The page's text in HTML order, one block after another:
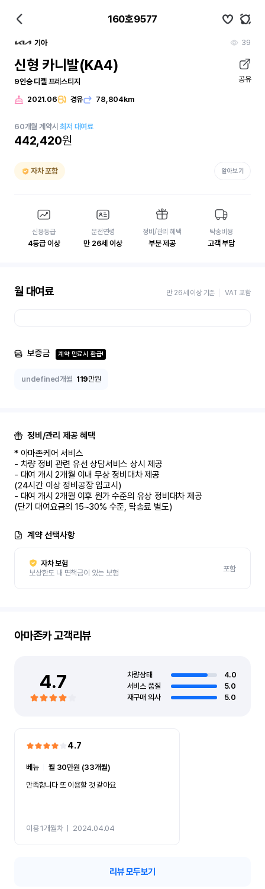
160호9577
기아 39
신형 카니발(KA4)
9인승 디젤 프레스티지 공유
2021.06 경유 78,804km
60개월 계약시최저 대여료
442,420원
자차 포함 알아보기
신용등급
4등급 이상
운전연령
만 26세 이상
정비/관리 혜택
부분 제공
탁송비용
고객 부담
월 대여료 만 26세 이상 기준 VAT 포함
보증금 계약 만료시 환급!
undefined개월 119만원
정비/관리 제공 혜택
* 아마존케어 서비스
- 차량 정비 관련 유선 상담서비스 상시 제공
- 대여 개시 2개월 이내 무상 정비대차 제공
(24시간 이상 정비공장 입고시)
- 대여 개시 2개월 이후 원가 수준의 유상 정비대차 제공
(단기 대여요금의 15~30% 수준, 탁송료 별도)
계약 선택사항
자차 보험
보상한도 내 면책금이 있는 보험
포함
아마존카고객리뷰
4.7 차량상태
4.0
서비스 품질
5.0
재구매 의사
5.0
4.7
베뉴ㅣ월 30만원 (33개월)
만족합니다 또 이용할 것 같아요
이용 1개월차ㅣ 2024.04.04
리뷰 모두보기